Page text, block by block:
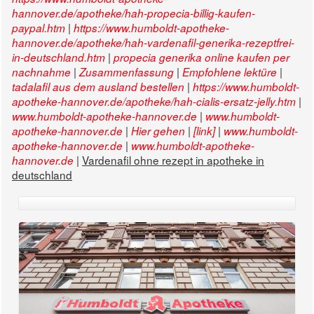
hannover.de/apotheke/hah-propecia-billig-kaufen-
paypal.htm | https://www.humboldt-apotheke-
hannover.de/apotheke/hah-vardenafil-generika-rezeptfrei-
in-deutschland.htm | propecia generika online kaufen per
nachnahme | Zusammenfassung | Empfohlene lektüre |
tadalafil aus dem ausland bestellen | https://www.humboldt-
apotheke-hannover.de/apotheke/hah-cialis-ersatz-jelly.htm |
www.humboldt-apotheke-hannover.de | www.humboldt-
apotheke-hannover.de | Hier gehen | [link]| www.humboldt-
apotheke-hannover.de | www.humboldt-apotheke-
hannover.de | Vardenafil ohne rezept in apotheke in
deutschland